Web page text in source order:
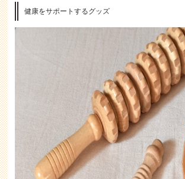
健康をサポートするグッズ